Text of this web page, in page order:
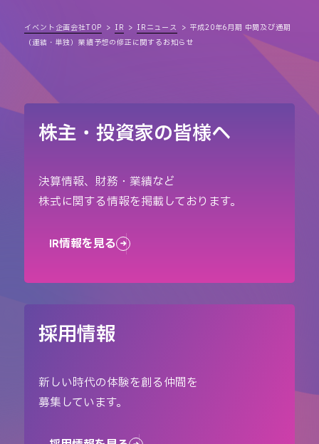
イベント企画会社TOP IR IRニュース
平成20年6月期 中間及び通期
（連結・単独）業績予想の修正に関するお知らせ
株主・投資家の皆様へ
決算情報、財務・業績など
株式に関する情報を掲載しております。
IR情報を見る
採用情報
新しい時代の体験を創る仲間を
募集しています。